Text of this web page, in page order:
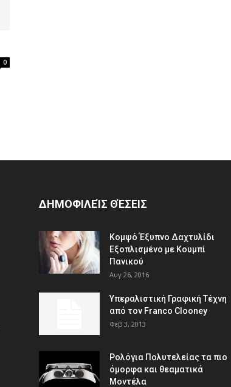
0
ΔΗΜΟΦΙΛΕΊΣ ΘΈΣΕΙΣ
Κομψό Έξυπνο Δαχτυλίδι
Εξοπλισμένο με Κουμπί
Πανικού
Αυγ 26, 2016
Υπεραλιστική Γραφική Τέχνη
από τον Franco Clooney
Φεβ 3, 2013
Ρολόγια Πολυτελείας τα πιο
όμορφα και θεαματικά
Μοντέλα